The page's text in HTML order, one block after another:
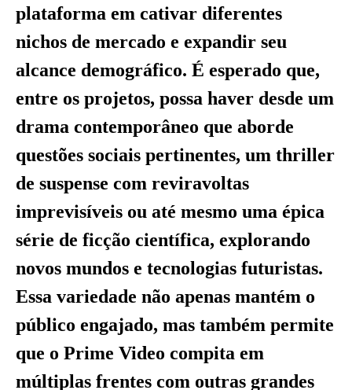
plataforma em cativar diferentes
nichos de mercado e expandir seu
alcance demográfico. É esperado que,
entre os projetos, possa haver desde um
drama contemporâneo que aborde
questões sociais pertinentes, um thriller
de suspense com reviravoltas
imprevisíveis ou até mesmo uma épica
série de ficção científica, explorando
novos mundos e tecnologias futuristas.
Essa variedade não apenas mantém o
público engajado, mas também permite
que o Prime Video compita em
múltiplas frentes com outras grandes